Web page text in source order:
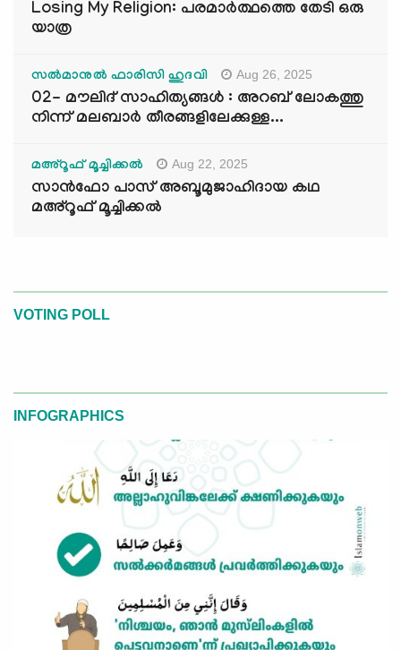
Losing My Religion: പരമാർത്ഥത്തെ തേടി ഒരു
യാത്ര
സൽമാനുൽ ഫാരിസി ഹുദവി Aug 26, 2025
02- മൗലിദ് സാഹിത്യങ്ങൾ : അറബ് ലോകത്തു
നിന്ന് മലബാർ തീരങ്ങളിലേക്കുള്ള...
മഅ്റൂഫ് മൂച്ചിക്കല്‍ Aug 22, 2025
സാൻഫോ പാസ് അബൂമുജാഹിദായ കഥ
മഅ്റൂഫ് മൂച്ചിക്കല്‍
VOTING POLL
INFOGRAPHICS